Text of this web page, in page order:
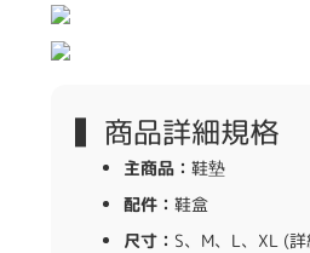
▍商品詳細規格
主商品： 鞋墊
配件： 鞋盒
尺寸： S、M、L、XL (